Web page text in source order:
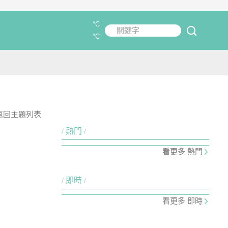
關鍵字
°C
°C
回主題列表
熱門
看更多 熱門
即時
看更多 即時